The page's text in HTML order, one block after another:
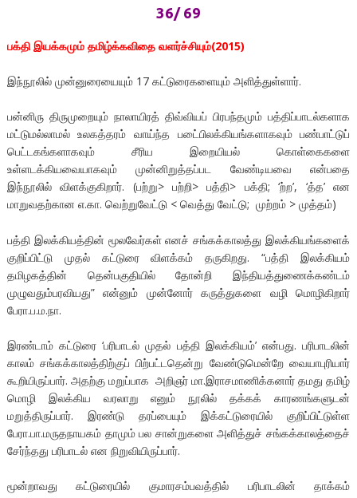
36/ 69
பக்தி இயக்கமும் தமிழ்க்கவிதை வளர்ச்சியும்(2015)
இந்நூலில் முன்னுரையையும் 17 கட்டுரைகளையும் அளித்துள்ளார்.
பன்னிரு திருமுறையும் நாலாயிரத் திவ்வியப் பிரபந்தமும் பத்திப்பாடல்களாக
மட்டுமல்லாமல் உலகத்தரம் வாய்ந்த படை்பிலக்கியங்களாகவும் பண்பாட்டுப்
பெட்டகங்களாகவும் சீரிய இறையியல் கொள்கைகளை
உள்ளடக்கியவையாகவும் முன்னிறுத்தப்பட வேண்டியவை என்பதை
இந்நூலில் விளக்குகிறார். (பற்று> பற்றி> பத்தி> பக்தி; ‘ற்ற’, ‘த்த’ என
மாறுவதற்கான எ.கா. வெற்றுவேட்டு < வெத்து வேட்டு; முற்றம் > முத்தம்)
பத்தி இலக்கியத்தின் மூலவேர்கள் எனச் சங்கக்காலத்து இலக்கியங்களைக்
குறிப்பிட்டு முதல் கட்டுரை விளக்கம் தருகிறது. “பத்தி இலக்கியம்
தமிழகத்தின் தென்பகுதியில் தோன்றி இந்தியத்துணைக்கண்டம்
முழுவதும்பரவியது” என்னும் முன்னோர் கருத்துகளை வழி மொழிகிறார்
பேரா.ப.ம.நா.
இரண்டாம் கட்டுரை ‘பரிபாடல் முதல் பத்தி இலக்கியம்’ என்பது. பரிபாடலின்
காலம் சங்கக்காலத்திற்குப் பிற்பட்டதென்று வேண்டுமென்றே வையாபுரியார்
கூறியிருப்பார். அதற்கு மறுப்பாக அறிஞர் மா.இராசமாணிக்கனார் தமது தமிழ்
மொழி இலக்கிய வரலாறு எனும் நூலில் தக்கக் காரணங்களுடன்
மறுத்திருப்பார். இரண்டு தரப்பையும் இக்கட்டுரையில் குறிப்பிட்டுள்ள
பேரா.பா.மருதநாயகம் தாமும் பல சான்றுகளை அளித்துச் சங்கக்காலத்தைச்
சேர்ந்தது பரிபாடல் என நிறுவியிருப்பார்.
மூன்றாவது கட்டுரையில் குமாரசம்பவத்தில் பரிபாடலின் தாக்கம்